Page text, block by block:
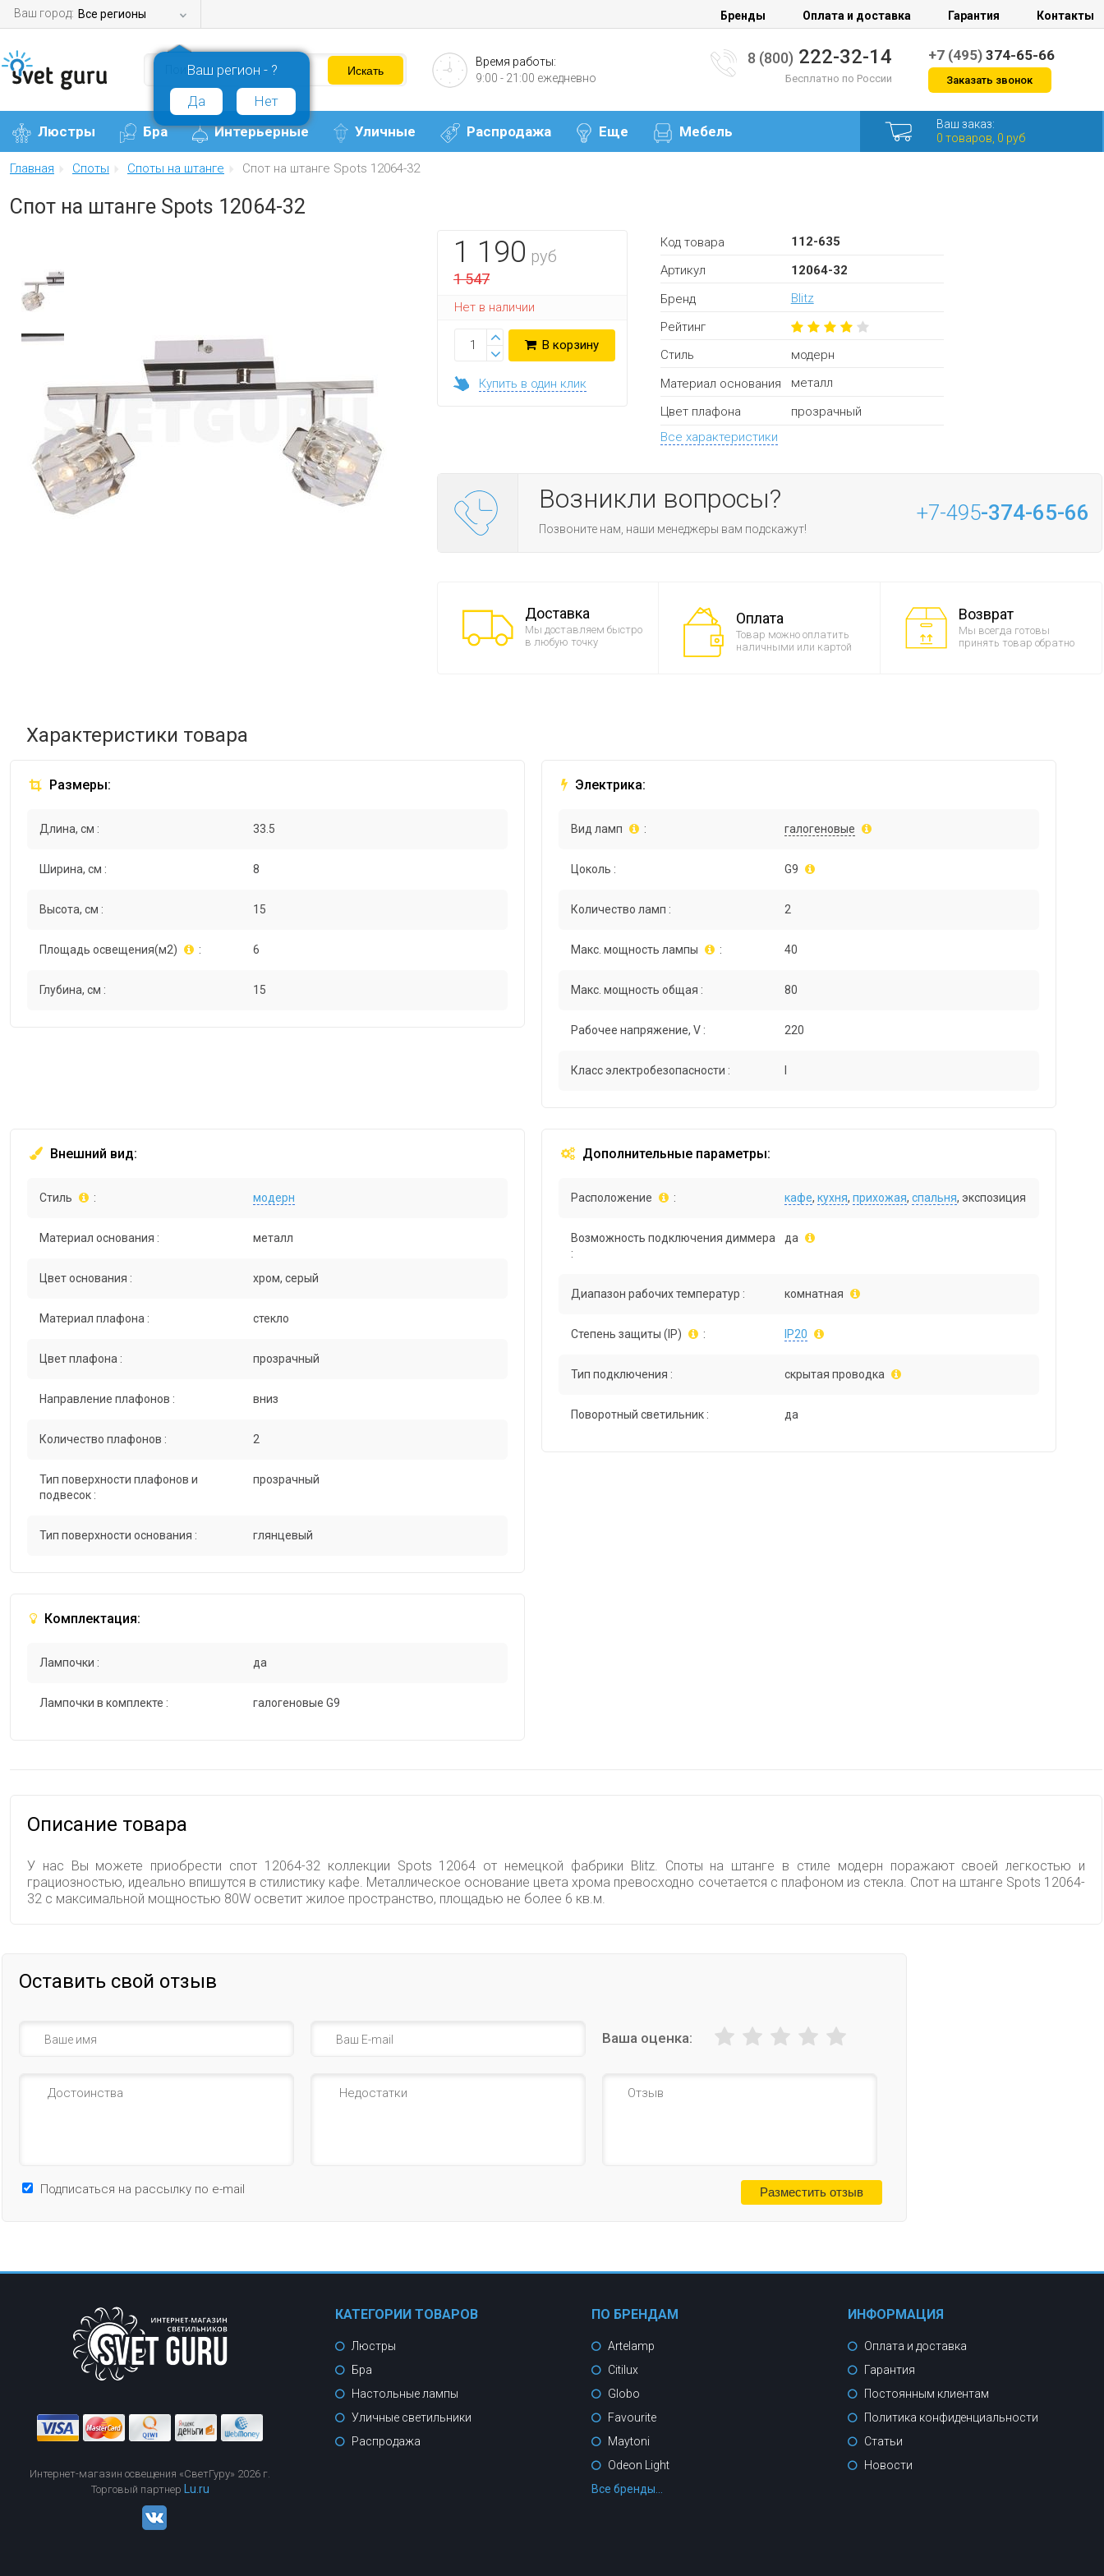
Ваш город: Все регионы
Ваш регион - ?
Да
Нет
Бренды Оплата и доставка Гарантия Контакты
Время работы:
9:00 - 21:00 ежедневно
8 (800) 222-32-14
Бесплатно по России
+7 (495)374-65-66
Заказать звонок
Люстры Бра Интерьерные Уличные Распродажа Еще Мебель
Ваш заказ:
0 товаров, 0 руб
Главная Споты Споты на штанге Спот на штанге Spots 12064-32
Спот на штанге Spots 12064-32
1 190 руб
1 547
Нет в наличии
В корзину
Купить в один клик
Код товара
112-635
Артикул
12064-32
Бренд
Blitz
Рейтинг
Стиль
модерн
Материал основания
металл
Цвет плафона
прозрачный
Все характеристики
Возникли вопросы?
Позвоните нам, наши менеджеры вам подскажут!
+7-495-374-65-66
Доставка
Мы доставляем быстро
в любую точку
Оплата
Товар можно оплатить
наличными или картой
Возврат
Мы всегда готовы
принять товар обратно
Характеристики товара
Размеры:
Длина, см : 33.5
Ширина, см : 8
Высота, см : 15
Площадь освещения(м2) : 6
Глубина, см : 15
Электрика:
Вид ламп : галогеновые
Цоколь : G9
Количество ламп : 2
Макс. мощность лампы : 40
Макс. мощность общая : 80
Рабочее напряжение, V : 220
Класс электробезопасности :
Внешний вид:
Стиль : модерн
Материал основания : металл
Цвет основания : хром, серый
Материал плафона : стекло
Цвет плафона : прозрачный
Направление плафонов : вниз
Количество плафонов : 2
Тип поверхности плафонов и
подвесок :
прозрачный
Тип поверхности основания : глянцевый
Дополнительные параметры:
Расположение : кафе,кухня,прихожая,спальня, экспозиция
Возможность подключения диммера
:
да
Диапазон рабочих температур : комнатная
Степень защиты (IP) : IP20
Тип подключения : скрытая проводка
Поворотный светильник : да
Комплектация:
Лампочки : да
Лампочки в комплекте : галогеновые G9
Описание товара
У нас Вы можете приобрести спот 12064-32 коллекции Spots 12064 от немецкой фабрики Blitz. Споты на штанге в стиле модерн поражают своей легкостью и
грациозностью, идеально впишутся в стилистику кафе. Металлическое основание цвета хрома превосходно сочетается с плафоном из стекла. Спот на штанге Spots 12064-
32 с максимальной мощностью 80W осветит жилое пространство, площадью не более 6 кв.м.
Оставить свой отзыв
Ваша оценка:
Подписаться на рассылку по e-mail
Интернет-магазин освещения «СветГуру» 2026 г.
Торговый партнер
Lu.ru
КАТЕГОРИИ ТОВАРОВ
Люстры
Бра
Настольные лампы
Уличные светильники
Распродажа
ПО БРЕНДАМ
Artelamp
Citilux
Globo
Favourite
Maytoni
Odeon Light
Все бренды...
ИНФОРМАЦИЯ
Оплата и доставка
Гарантия
Постоянным клиентам
Политика конфиденциальности
Статьи
Новости